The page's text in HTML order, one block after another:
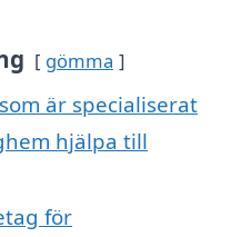
gömma
är specialiserat
hjälpa till
för